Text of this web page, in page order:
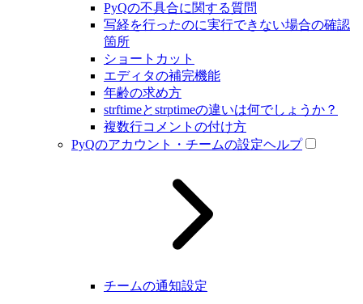
PyQの不具合に関する質問
写経を行ったのに実行できない場合の確認
箇所
ショートカット
エディタの補完機能
年齢の求め方
strftimeとstrptimeの違いは何でしょうか？
複数行コメントの付け方
PyQのアカウント・チームの設定ヘルプ
チームの通知設定